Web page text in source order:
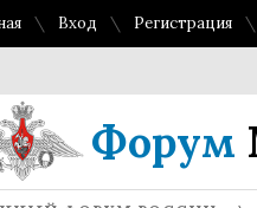
Вход Регистрация
Форум